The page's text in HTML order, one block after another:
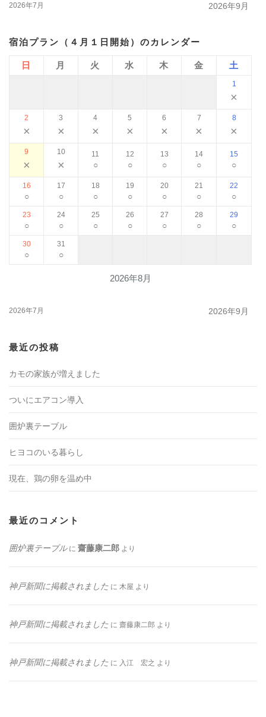
2026年7月 2026年9月
宿泊プラン（４月１日開始）のカレンダー
2026年8月
日 月 火 水 木 金 土
1
×
2
×
3
×
4
×
5
×
6
×
7
×
8
×
9
×
10
×
11
○
12
○
13
○
14
○
15
○
16
○
17
○
18
○
19
○
20
○
21
○
22
○
23
○
24
○
25
○
26
○
27
○
28
○
29
○
30
○
31
○
2026年7月 2026年9月
最近の投稿
カモの家族が増えました
ついにエアコン導入
囲炉裏テーブル
ヒヨコのいる暮らし
現在、鶏の卵を温め中
最近のコメント
囲炉裏テーブルに 齋藤康二郎 より
神戸新聞に掲載されました に 木屋 より
神戸新聞に掲載されました に 齋藤康二郎 より
神戸新聞に掲載されました に 入江 宏之 より